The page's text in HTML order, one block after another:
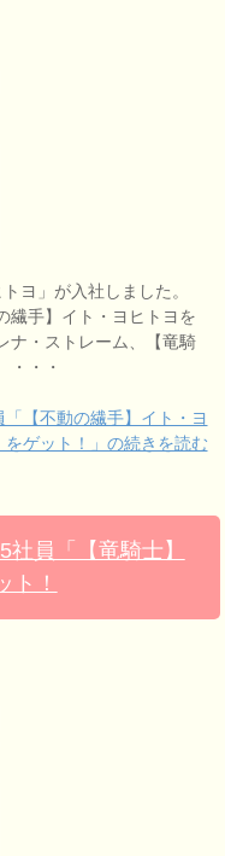
ヨ」が入社しました。
繊手】イト・ヨヒトヨを
ナ・ストレーム、【竜騎
・・・
【不動の繊手】イト・ヨ
をゲット！」の続きを読む
員「【竜騎士】
ト！